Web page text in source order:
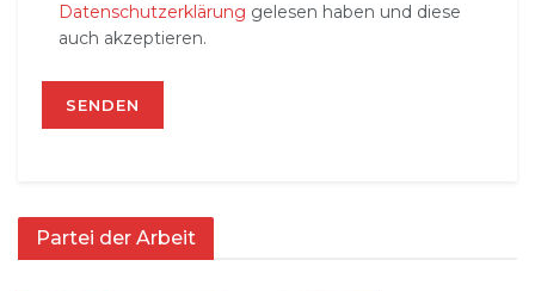
Datenschutzerklärung gelesen haben und diese
auch akzeptieren.
Partei der Arbeit